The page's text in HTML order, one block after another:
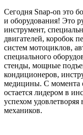
Сегодня Snap-on это
и оборудования! Это
инструмент,
двигателей, коробок
систем мотоциклов,
специального
стенды, мощные
кондиционеров,
медицины. С момента
остается лидером в
успехом
механиков.